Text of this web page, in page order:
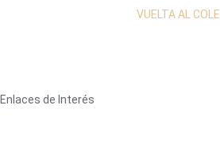
VUELTA AL COLE
Enlaces de Interés